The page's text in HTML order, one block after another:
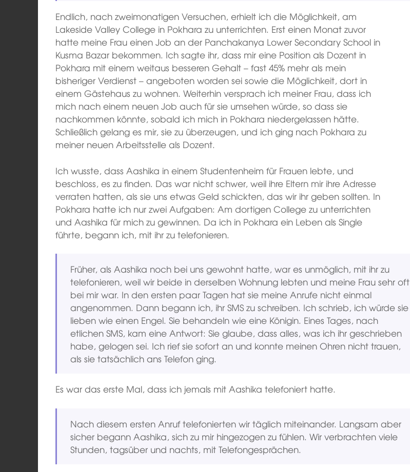
Endlich, nach zweimonatigen Versuchen, erhielt ich die Möglichkeit, am
Lakeside Valley College in Pokhara zu unterrichten. Erst einen Monat zuvor
hatte meine Frau einen Job an der Panchakanya Lower Secondary School in
Kusma Bazar bekommen. Ich sagte ihr, dass mir eine Position als Dozent in
Pokhara mit einem weitaus besseren Gehalt – fast 45% mehr als mein
bisheriger Verdienst – angeboten worden sei sowie die Möglichkeit, dort in
einem Gästehaus zu wohnen. Weiterhin versprach ich meiner Frau, dass ich
mich nach einem neuen Job auch für sie umsehen würde, so dass sie
nachkommen könnte, sobald ich mich in Pokhara niedergelassen hätte.
Schließlich gelang es mir, sie zu überzeugen, und ich ging nach Pokhara zu
meiner neuen Arbeitsstelle als Dozent.
Ich wusste, dass Aashika in einem Studentenheim für Frauen lebte, und
beschloss, es zu finden. Das war nicht schwer, weil ihre Eltern mir ihre Adresse
verraten hatten, als sie uns etwas Geld schickten, das wir ihr geben sollten. In
Pokhara hatte ich nur zwei Aufgaben: Am dortigen College zu unterrichten
und Aashika für mich zu gewinnen. Da ich in Pokhara ein Leben als Single
führte, begann ich, mit ihr zu telefonieren.
Früher, als Aashika noch bei uns gewohnt hatte, war es unmöglich, mit ihr zu
telefonieren, weil wir beide in derselben Wohnung lebten und meine Frau sehr oft
bei mir war. In den ersten paar Tagen hat sie meine Anrufe nicht einmal
angenommen. Dann begann ich, ihr SMS zu schreiben. Ich schrieb, ich würde sie
lieben wie einen Engel. Sie behandeln wie eine Königin. Eines Tages, nach
etlichen SMS, kam eine Antwort: Sie glaube, dass alles, was ich ihr geschrieben
habe, gelogen sei. Ich rief sie sofort an und konnte meinen Ohren nicht trauen,
als sie tatsächlich ans Telefon ging.
Es war das erste Mal, dass ich jemals mit Aashika telefoniert hatte.
Nach diesem ersten Anruf telefonierten wir täglich miteinander. Langsam aber
sicher begann Aashika, sich zu mir hingezogen zu fühlen. Wir verbrachten viele
Stunden, tagsüber und nachts, mit Telefongesprächen.